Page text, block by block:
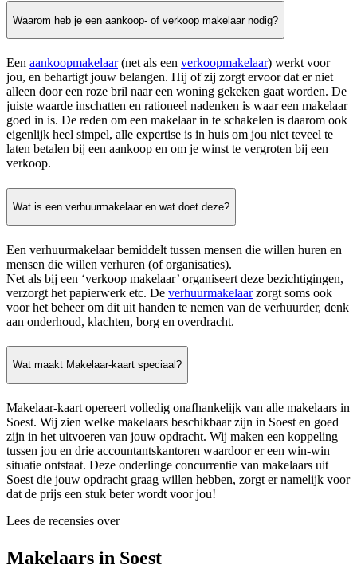
Waarom heb je een aankoop- of verkoop makelaar nodig?
Een aankoopmakelaar(net als een verkoopmakelaar) werkt voor
jou, en behartigt jouw belangen. Hij of zij zorgt ervoor dat er niet
alleen door een roze bril naar een woning gekeken gaat worden. De
juiste waarde inschatten en rationeel nadenken is waar een makelaar
goed in is. De reden om een makelaar in te schakelen is daarom ook
eigenlijk heel simpel, alle expertise is in huis om jou niet teveel te
laten betalen bij een aankoop en om je winst te vergroten bij een
verkoop.
Wat is een verhuurmakelaar en wat doet deze?
Een verhuurmakelaar bemiddelt tussen mensen die willen huren en
mensen die willen verhuren (of organisaties).
Net als bij een ‘verkoop makelaar’ organiseert deze bezichtigingen,
verzorgt het papierwerk etc. De verhuurmakelaarzorgt soms ook
voor het beheer om dit uit handen te nemen van de verhuurder, denk
aan onderhoud, klachten, borg en overdracht.
Wat maakt Makelaar-kaart speciaal?
Makelaar-kaart opereert volledig onafhankelijk van alle makelaars in
Soest. Wij zien welke makelaars beschikbaar zijn in Soest en goed
zijn in het uitvoeren van jouw opdracht. Wij maken een koppeling
tussen jou en drie accountantskantoren waardoor er een win-win
situatie ontstaat. Deze onderlinge concurrentie van makelaars uit
Soest die jouw opdracht graag willen hebben, zorgt er namelijk voor
dat de prijs een stuk beter wordt voor jou!
Lees de recensies over
Makelaars in Soest